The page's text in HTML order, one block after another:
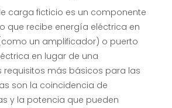
carga ficticio es un componente
que recibe energía eléctrica en
un amplificador) o puerto
en lugar de una
requisitos más básicos para las
son la coincidencia de
y la potencia que pueden